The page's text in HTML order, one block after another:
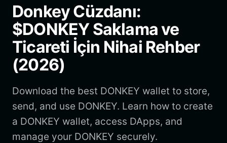
Bahasa Indonesia
ภาษาไทย
हिन्दी
Español
Português (Brasil)
Donkey Cüzdanı:
$DONKEY Saklama ve
Ticareti İçin Nihai Rehber
(2026)
Download the best DONKEY wallet to store,
send, and use DONKEY. Learn how to create
a DONKEY wallet, access DApps, and
manage your DONKEY securely.